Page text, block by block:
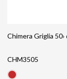
CHM3505